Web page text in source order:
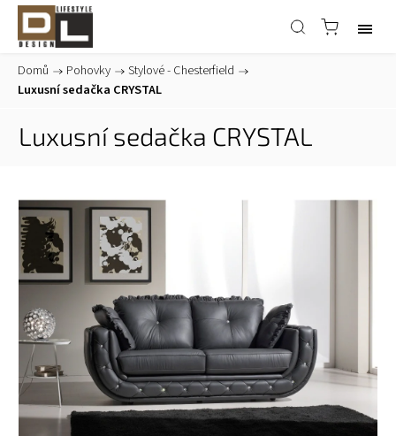
Domů / Pohovky / Stylové - Chesterfield /
Luxusní sedačka CRYSTAL
Luxusní sedačka CRYSTAL